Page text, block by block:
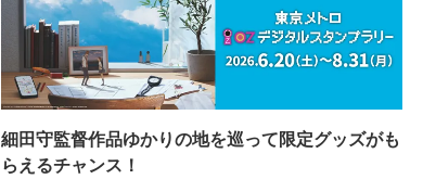
細田守監督作品ゆかりの地を巡って限定グッズがも
らえるチャンス！